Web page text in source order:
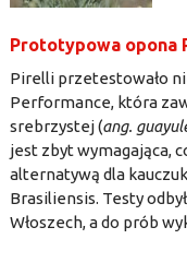
Prototypowa opona
Pirelli przetestowało
Performance, która
srebrzystej (ang.
jest zbyt wymagająca,
alternatywą dla
Brasiliensis. Testy
Włoszech, a do prób